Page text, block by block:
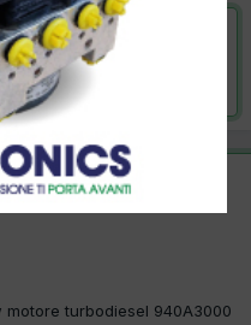
12 Luglio 2015
turbodiesel 940A3000